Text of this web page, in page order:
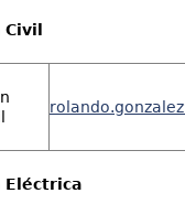
Civil
Eléctrica